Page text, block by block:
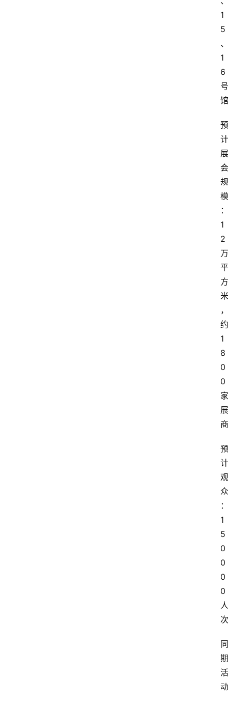
1
5
、
1
6
号
馆
预
计
展
会
规
模
：
1
2
万
平
方
米
，
约
1
8
0
0
家
展
商
预
计
观
众
：
1
5
0
0
0
0
人
次
同
期
活
动